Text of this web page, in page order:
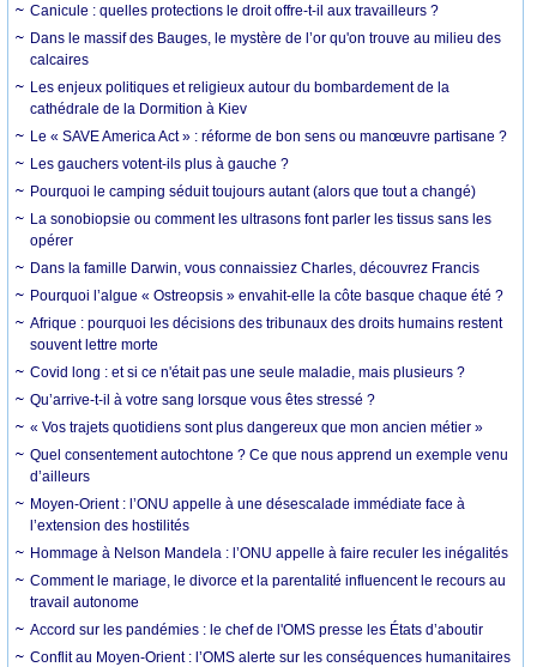
Canicule : quelles protections le droit offre-t-il aux travailleurs ?
Dans le massif des Bauges, le mystère de l’or qu'on trouve au milieu des
calcaires
Les enjeux politiques et religieux autour du bombardement de la
cathédrale de la Dormition à Kiev
Le « SAVE America Act » : réforme de bon sens ou manœuvre partisane ?
Les gauchers votent-ils plus à gauche ?
Pourquoi le camping séduit toujours autant (alors que tout a changé)
La sonobiopsie ou comment les ultrasons font parler les tissus sans les
opérer
Dans la famille Darwin, vous connaissiez Charles, découvrez Francis
Pourquoi l’algue « Ostreopsis » envahit-elle la côte basque chaque été ?
Afrique : pourquoi les décisions des tribunaux des droits humains restent
souvent lettre morte
Covid long : et si ce n'était pas une seule maladie, mais plusieurs ?
Qu’arrive-t-il à votre sang lorsque vous êtes stressé ?
« Vos trajets quotidiens sont plus dangereux que mon ancien métier »
Quel consentement autochtone ? Ce que nous apprend un exemple venu
d’ailleurs
Moyen-Orient : l’ONU appelle à une désescalade immédiate face à
l’extension des hostilités
Hommage à Nelson Mandela : l’ONU appelle à faire reculer les inégalités
Comment le mariage, le divorce et la parentalité influencent le recours au
travail autonome
Accord sur les pandémies : le chef de l'OMS presse les États d’aboutir
Conflit au Moyen-Orient : l’OMS alerte sur les conséquences humanitaires